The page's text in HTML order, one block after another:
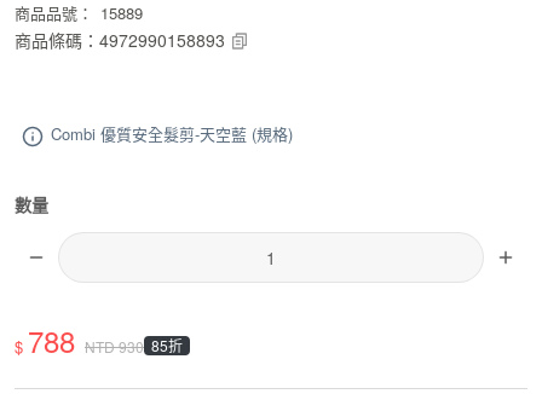
商品品號 ： 15889
商品條碼 ： 4972990158893
Combi 優質安全髮剪-天空藍 (規格)
數量
$ 788 NTD930 85折